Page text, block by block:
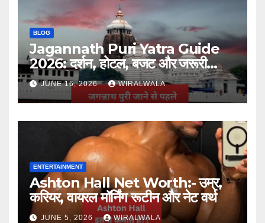
BLOG
Jagannath Puri Yatra Guide
2026: दर्शन, होटल, बजट और जरूरी
जानकारी
JUNE 16, 2026 WIRALWALA
ENTERTAINMENT
Ashton Hall Net Worth:- उम्र,
करियर, वायरल मॉर्निंग रूटीन और नेट वर्थ
JUNE 5, 2026 WIRALWALA